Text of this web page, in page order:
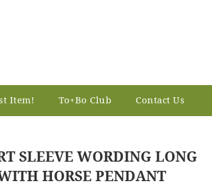
Item! To+Bo Club Contact Us
SLEEVE WORDING LONG
HORSE PENDANT